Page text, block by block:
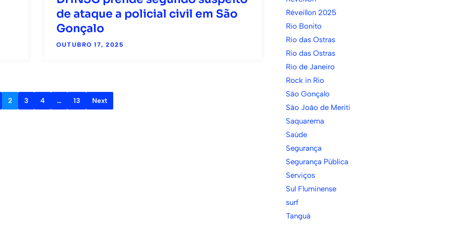
de ataque a policial civil em São
Gonçalo
OUTUBRO 17, 2025
2 3 4 … 13 Next
Réveillon 2025
Rio Bonito
Rio das Ostras
Rio das Ostras
Rio de Janeiro
Rock in Rio
São Gonçalo
São João de Meriti
Saquarema
Saúde
Segurança
Segurança Pública
Serviços
Sul Fluminense
surf
Tanguá